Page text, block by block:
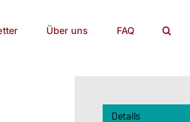
Über uns FAQ
Details